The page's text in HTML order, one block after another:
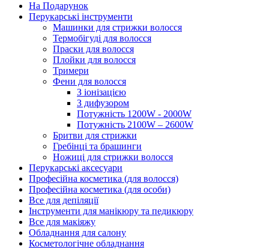
На Подарунок
Перукарські інструменти
Машинки для стрижки волосся
Термобігуді для волосся
Праски для волосся
Плойки для волосся
Тримери
Фени для волосся
З іонізацією
З дифузором
Потужність 1200W - 2000W
Потужність 2100W – 2600W
Бритви для стрижки
Гребінці та брашинги
Ножиці для стрижки волосся
Перукарські аксесуари
Професійна косметика (для волосся)
Професійна косметика (для особи)
Все для депіляції
Інструменти для манікюру та педикюру
Все для макіяжу
Обладнання для салону
Косметологічне обладнання